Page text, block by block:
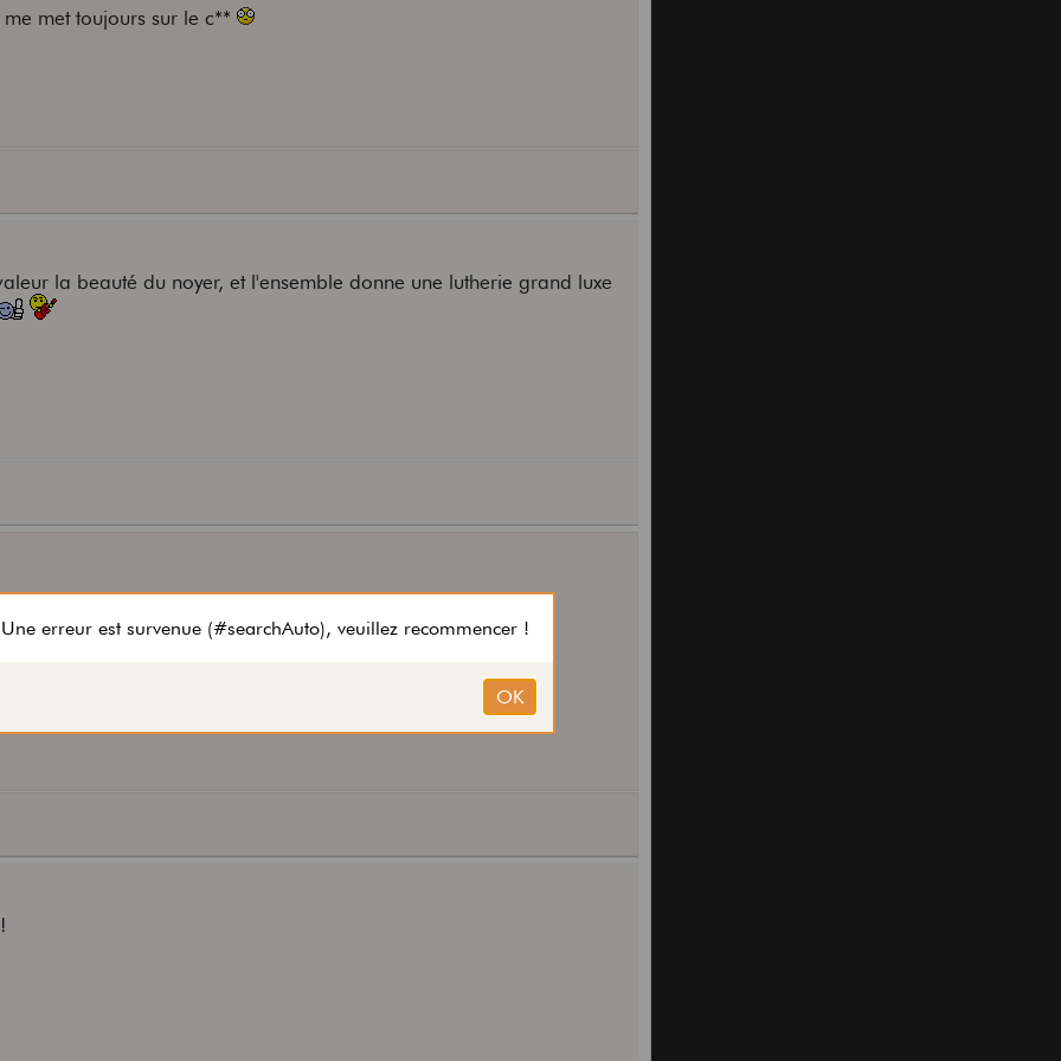
met toujours sur le c**
la beauté du noyer, et l'ensemble donne une lutherie grand luxe
une un jour avec des traces de dents